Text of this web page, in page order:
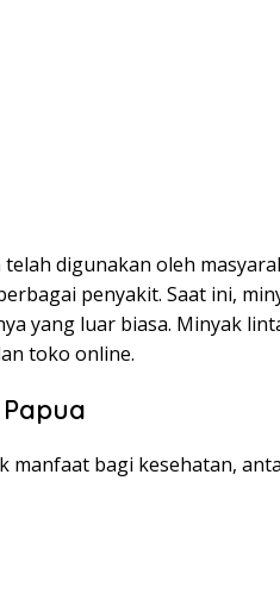
digunakan oleh
penyakit. Saat ini,
yang luar biasa. Minyak
toko online.
manfaat bagi kesehatan,